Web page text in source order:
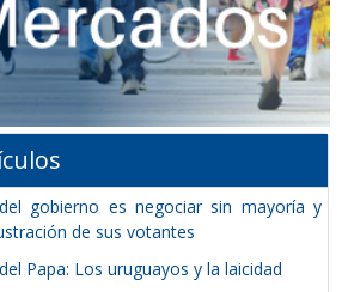
gobierno es negociar sin mayoría y
de sus votantes
Papa: Los uruguayos y la laicidad